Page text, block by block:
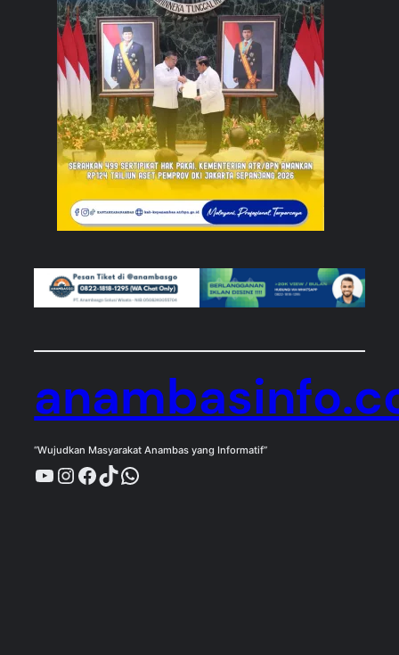
“Wujudkan Masyarakat Anambas yang Informatif”
YouTube
Instagram
Facebook
TikTok
WhatsApp